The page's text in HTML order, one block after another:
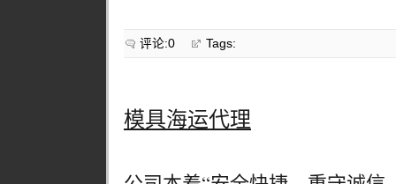
评论:0 Tags:
模具海运代理